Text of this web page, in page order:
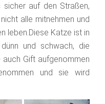
sicher auf den Straßen,
alle mitnehmen und
leben.Diese Katze ist in
und schwach, die
Gift aufgenommen
und sie wird